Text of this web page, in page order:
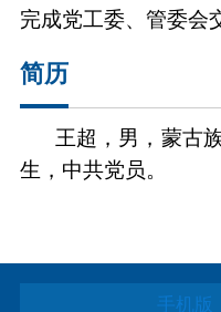
完成党工委、管委会
简历
王超，男，蒙古
生，中共党员。
手机版